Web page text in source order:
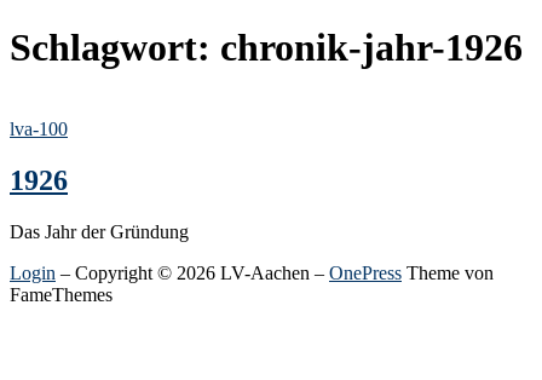
Schlagwort: chronik-jahr-1926
lva-100
1926
Das Jahr der Gründung
Login – Copyright © 2026 LV-Aachen – OnePress Theme von
FameThemes